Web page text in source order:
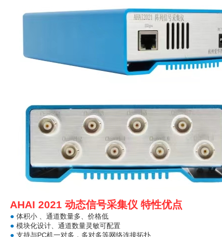
AHAI 2021 动态信号采集仪 特性优点
● 体积小 、通道数量多、价格低
● 模块化设计、通道数量灵敏可配置
● 支持与PC机一对多，多对多等网络连接拓扑